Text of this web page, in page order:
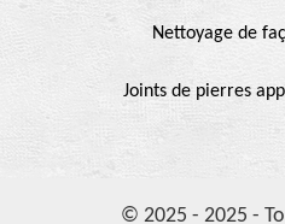
Nettoyage de
Joints de pierres
© 2025 - 2025 -